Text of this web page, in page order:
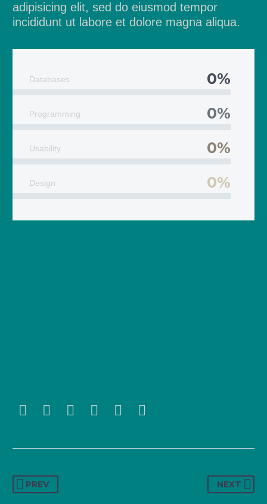
adipisicing elit, sed do eiusmod tempor
incididunt ut labore et dolore magna aliqua.
Databases 0%
Programming 0%
Usability 0%
Design 0%
PREV NEXT